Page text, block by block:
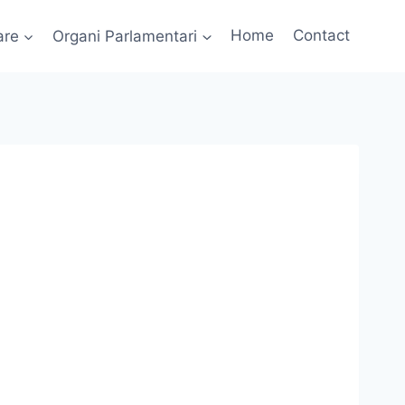
Organi Parlamentari Home Contact